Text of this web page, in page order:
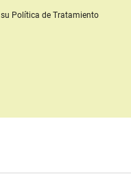
Política de Tratamiento